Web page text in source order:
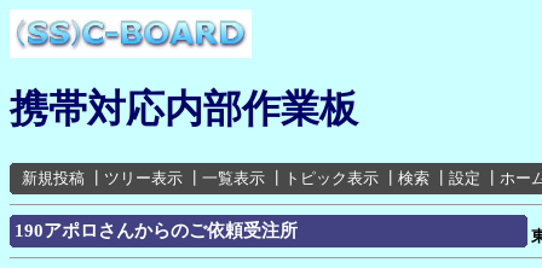
携帯対応内部作業板
新規投稿 ツリー表示 一覧表示 トピック表示 検索 設定 ホー
190アポロさんからのご依頼受注所